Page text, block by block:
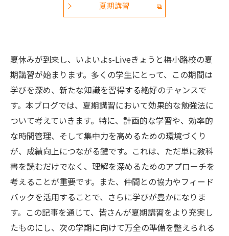
夏期講習
夏休みが到来し、いよいよs-Liveきょうと梅小路校の夏
期講習が始まります。多くの学生にとって、この期間は
学びを深め、新たな知識を習得する絶好のチャンスで
す。本ブログでは、夏期講習において効果的な勉強法に
ついて考えていきます。特に、計画的な学習や、効率的
な時間管理、そして集中力を高めるための環境づくり
が、成績向上につながる鍵です。これは、ただ単に教科
書を読むだけでなく、理解を深めるためのアプローチを
考えることが重要です。また、仲間との協力やフィード
バックを活用することで、さらに学びが豊かになりま
す。この記事を通じて、皆さんが夏期講習をより充実し
たものにし、次の学期に向けて万全の準備を整えられる